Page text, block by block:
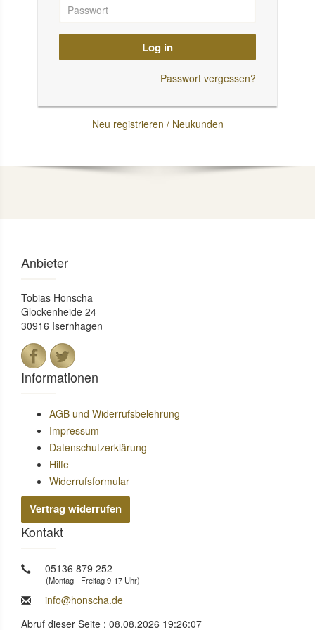
Log in
Passwort vergessen?
Neu registrieren / Neukunden
Anbieter
Tobias Honscha
Glockenheide 24
30916 Isernhagen
Informationen
AGB und Widerrufsbelehrung
Impressum
Datenschutzerklärung
Hilfe
Widerrufsformular
Vertrag widerrufen
Kontakt
05136 879 252
(Montag - Freitag 9-17 Uhr)
info@honscha.de
Abruf dieser Seite : 08.08.2026 19:26:07